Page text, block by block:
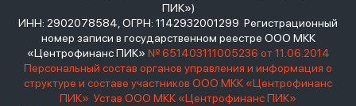
ПИК»)
ИНН: 2902078584, ОГРН: 1142932001299 Регистрационный
номер записи в государственном реестре ООО МКК
«Центрофинанс ПИК» № 651403111005236 от 11.06.2014
Персональный состав органов управления и информация о
структуре и составе участников ООО МКК «Центрофинанс
ПИК» Устав ООО МКК «Центрофинанс ПИК»